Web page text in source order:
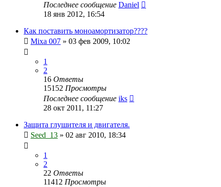
Последнее сообщение Daniel
18 янв 2012, 16:54
Как поставить моноамортизатор????
Mixa 007 » 03 фев 2009, 10:02
1
2
16 Ответы
15152 Просмотры
Последнее сообщение iks
28 окт 2011, 11:27
Защита глушителя и двигателя.
Seed_13 » 02 авг 2010, 18:34
1
2
22 Ответы
11412 Просмотры